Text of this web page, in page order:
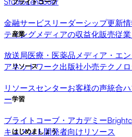
金融サービス リーダーシップ更新情
ティング メディアの収益化販売従
産業
放送局医療・医薬品メディア・エ
アネットワーク出版社小売テクノ
リソース
リソースセンターお客様の声統合
ー学習
ブライトコーブ・アカデミー
キュメント開発者向けリソース
はじめましょう